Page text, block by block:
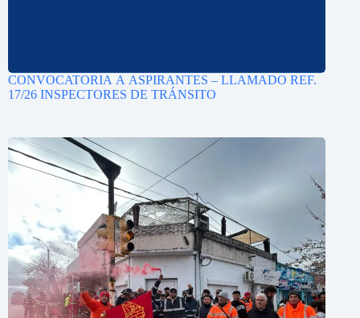
CONVOCATORIA A ASPIRANTES – LLAMADO REF.
17/26 INSPECTORES DE TRÁNSITO